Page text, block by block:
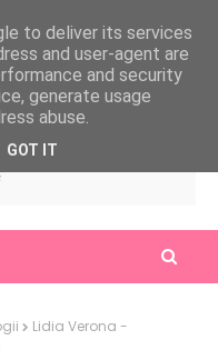
Lidia Verona -
to deliver its services
and user-agent are
and security
generate usage
abuse.
GOT IT